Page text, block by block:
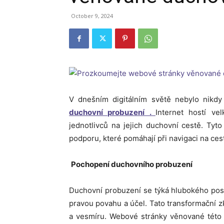
October 9, 2024
V dnešním digitálním světě nebylo
duchovní probuzení . Internet hostí
jednotlivců na jejich duchovní cestě.
podporu, které pomáhají při navigaci na
Pochopení duchovního probuzení
Duchovní probuzení se týká hlubokého
pravou povahu a účel. Tato transformační
a vesmíru. Webové stránky věnované